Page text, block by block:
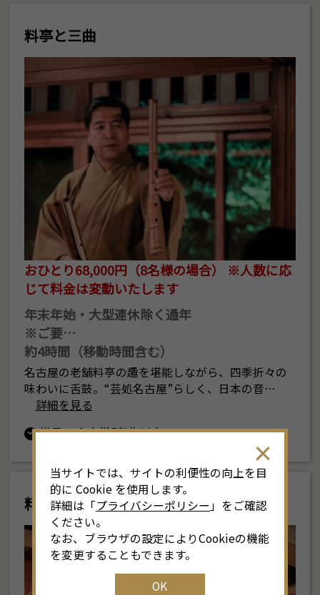
料亭と三曲
おひとり68,000円（8名様の場合） ※人数に応
じて料金は変動いたします
年末年始・大型連休除く通年
※ご要…
約4時間（移動時間含む）
名古屋の老舗料亭の趣を堪能しながら、四季折々の
味わいに舌鼓。“芸処名古屋”らしく、日本の音…
詳細を見る
半日 小学5年生以上
料亭と芸者
当サイトでは、サイトの利便性の向上を目
的に Cookie を使用します。
詳細は「プライバシーポリシー 」をご確認
ください。
なお、ブラウザの設定によりCookieの機能
を変更することもできます。
OK